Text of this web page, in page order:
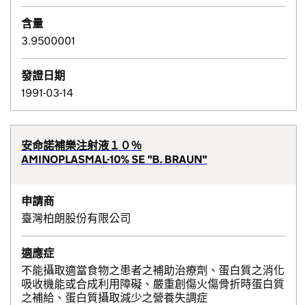
含量
3.9500001
發證日期
1991-03-14
安命諾補樂注射液１０％
AMINOPLASMAL-10% SE "B. BRAUN"
申請商
臺灣柏朗股份有限公司
適應症
不能攝取適當食物之患者之補助治療劑、蛋白質之消化
吸收機能或合成利用障礙、嚴重創傷火傷骨折時蛋白質
之補給、蛋白質攝取減少之營養失調症